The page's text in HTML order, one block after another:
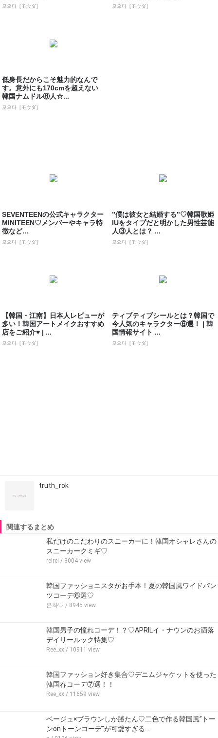
모으다［モウダ］ 모으다［モウダ］
低身長だからこそ魅力的なんで
す。意外にも170cmを超えない
韓国ナムドル⑧人☆...
모으다［モウダ］
SEVENTEENの公式キャラクター
MINITEEN♡メンバーやキャラ特
徴など...
모으다［モウダ］
”僕は彼女と結婚する”♡韓国歌姫
IUをタイプだと明かした男性芸能
人③人とは？ ...
모으다［モウダ］
【韓国・江南】日本人レビューが
多い！韓国アートメイクおすすめ
店をご紹介♥ | ...
모으다［モウダ］
ティブティブシールとは？韓国で
今人気のキャラクター⑥選！ | 韓
国情報サイト ...
모으다［モウダ］
truth_rok
関連するまとめ
私だけのこだわりのスニーカーに！韓国オシャレさんの
スニーカークミギ♡
reirei / 3004 view
韓国ファッショニスタがお手本！夏の韓国風ワイドパン
ツコーデ⑥選♡
은화♡ / 8945 view
韓国男子の憧れコーデ！？♡APRILイ・ナウンのお洒落
デイリールック特集♡
Ree_xx / 10911 view
韓国ファッション好き集合♡デニムジャケットを使った
韓国春コーデ⑦選！！
Ree_xx / 11659 view
ベージュ×ブラウンしか勝たん♡二色で作る韓国風”トー
ンonトーンコーデ”が可愛すぎる…